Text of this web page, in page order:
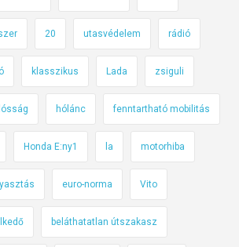
20 utasvédelem rádió
klasszikus Lada zsiguli
hólánc fenntartható mobilitás
Honda E:ny1 la motorhiba
euro-norma Vito
beláthatatlan útszakasz